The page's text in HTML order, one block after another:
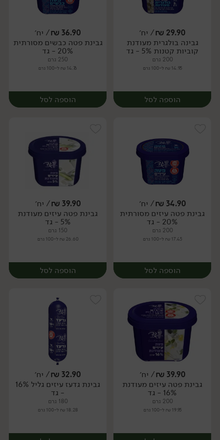
יח׳ יח׳
29.90
₪/ יח׳
גבינה בולגרית מעודנת
קוביות קטנות 5% - גד
200 גרם
14.95 ₪ ל-100 גרם
הוספה לסל
יח׳
36.90
₪/ יח׳
גבינת פטה כבשים מסורתית
20% - גד
250 גרם
14.76 ₪ ל-100 גרם
הוספה לסל
יח׳
34.90
₪/ יח׳
גבינת פטה עיזים מסורתית
20% - גד
200 גרם
17.45 ₪ ל-100 גרם
הוספה לסל
יח׳
39.90
₪/ יח׳
גבינת פטה עיזים מעודנת
5% - גד
150 גרם
26.60 ₪ ל-100 גרם
הוספה לסל
יח׳
39.90
₪/ יח׳
גבינת פטה עיזים מעודנת
16% - גד
200 גרם
19.95 ₪ ל-100 גרם
32.90
₪/ יח׳
גבינת גדעז עיזים גליל 16%
- גד
180 גרם
18.28 ₪ ל-100 גרם